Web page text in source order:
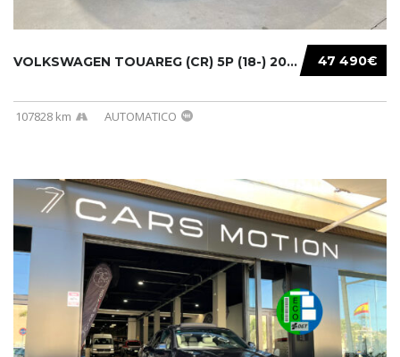
47 490€
VOLKSWAGEN TOUAREG (CR) 5P (18-) 2021...
107828 km AUTOMATICO